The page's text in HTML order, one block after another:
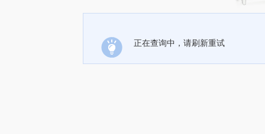
正在查询中，请刷新重试